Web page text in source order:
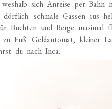
sich Anreise per
schmale Gassen aus
Buchten und Berge maximal
zu Fuß. Geldautomat, kleiner
du nach Inca.